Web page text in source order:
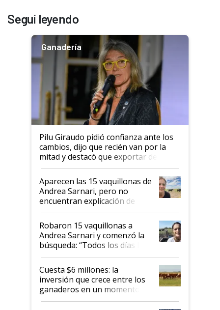
Seguí leyendo
Ganadería
Pilu Giraudo pidió confianza ante los
cambios, dijo que recién van por la
mitad y destacó que exportar dejó de
ser "para unos pocos": "Tenemos un
mandato muy claro del gobierno
nacional"
Aparecen las 15 vaquillonas de
Andrea Sarnari, pero no
encuentran explicación de
cómo llegaron allí
Robaron 15 vaquillonas a
Andrea Sarnari y comenzó la
búsqueda: “Todos los días le
toca a algún productor”
Cuesta $6 millones: la
inversión que crece entre los
ganaderos en un momento
histórico para la actividad